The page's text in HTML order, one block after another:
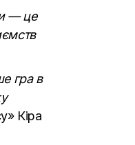
— це
гра в
Кіра